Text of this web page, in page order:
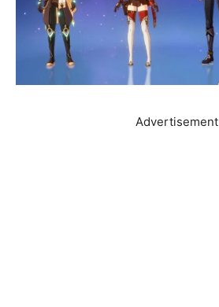
Advertisement